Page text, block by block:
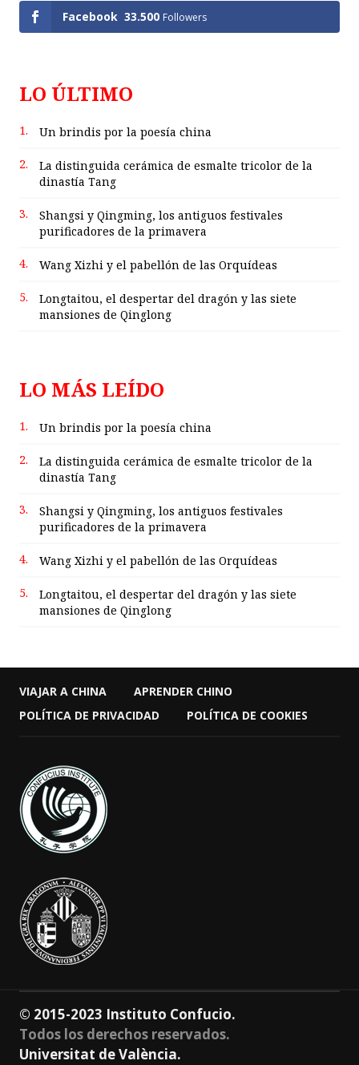
Facebook 33.500 Followers
LO ÚLTIMO
1. Un brindis por la poesía china
2.
La distinguida cerámica de esmalte tricolor de la
dinastía Tang
3.
Shangsi y Qingming, los antiguos festivales
purificadores de la primavera
4. Wang Xizhi y el pabellón de las Orquídeas
5.
Longtaitou, el despertar del dragón y las siete
mansiones de Qinglong
LO MÁS LEÍDO
1. Un brindis por la poesía china
2.
La distinguida cerámica de esmalte tricolor de la
dinastía Tang
3.
Shangsi y Qingming, los antiguos festivales
purificadores de la primavera
4. Wang Xizhi y el pabellón de las Orquídeas
5.
Longtaitou, el despertar del dragón y las siete
mansiones de Qinglong
VIAJAR A CHINA
APRENDER CHINO
POLÍTICA DE PRIVACIDAD
POLÍTICA DE COOKIES
© 2015-2023 Instituto Confucio.
Todos los derechos reservados.
Universitat de València.